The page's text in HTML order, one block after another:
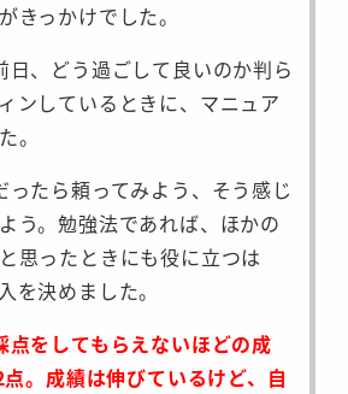
きっかけでした。
日、どう過ごして良いのか判ら
ンしているときに、マニュア
。
ったら頼ってみよう、そう感じ
う。勉強法であれば、ほかの
思ったときにも役に立つは
を決めました。
点をしてもらえないほどの成
。成績は伸びているけど、自